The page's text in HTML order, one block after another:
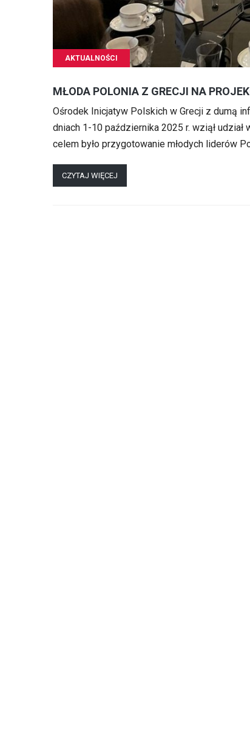
AKTUALNOŚCI
MŁODA POLONIA Z GRECJI NA
Ośrodek Inicjatyw Polskich w Grecji z dumą
dniach 1-10 października 2025 r. wziął
celem było przygotowanie młodych liderów
CZYTAJ WIĘCEJ